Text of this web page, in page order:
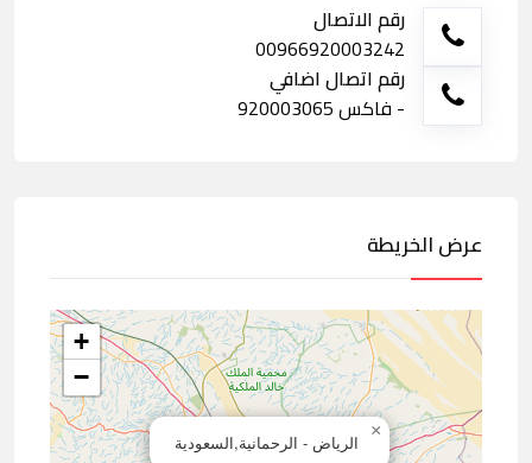
رقم الاتصال
00966920003242
رقم اتصال اضافي
- فاكس 920003065
عرض الخريطة
الرياض - الرحمانية,السعودية
×
+
−